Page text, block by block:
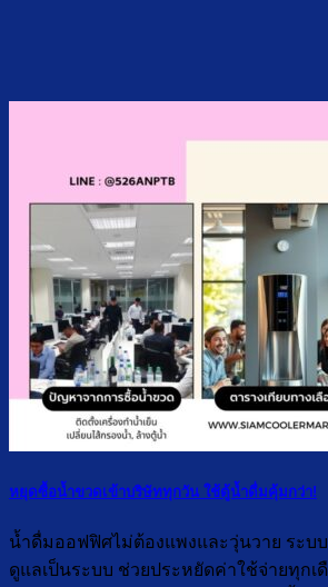
หยุดซื้อน้ำขวดเข้าบริษัททุกวัน ใช้ตู้น้ำดื่มคุ้มกว่า!
น้ำดื่มออฟฟิศไม่ต้องแพงและวุ่นวาย ระบ
ดูแลเป็นระบบ ช่วยประหยัดค่าใช้จ่ายทุกเ